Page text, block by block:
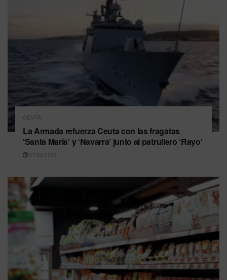
CEUTA
La Armada refuerza Ceuta con las fragatas
‘Santa María’ y ‘Navarra’ junto al patrullero ‘Rayo’
07/08/2026